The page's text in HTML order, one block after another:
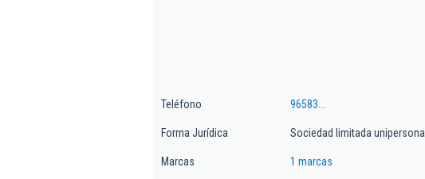
Teléfono 96583...
Forma Jurídica Sociedad limitada unipersonal
Marcas 1 marcas